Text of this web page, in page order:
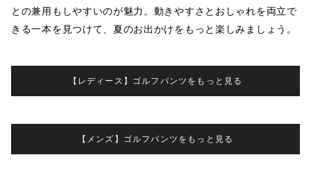
との兼用もしやすいのが魅力。動きやすさとおしゃれを両立で
きる一本を見つけて、夏のお出かけをもっと楽しみましょう。
【レディース】ゴルフパンツをもっと見る
【メンズ】ゴルフパンツをもっと見る